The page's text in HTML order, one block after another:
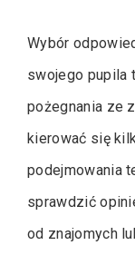
Wybór
swojego pupila
pożegnania ze
kierować się
podejmowania
sprawdzić
od znajomych